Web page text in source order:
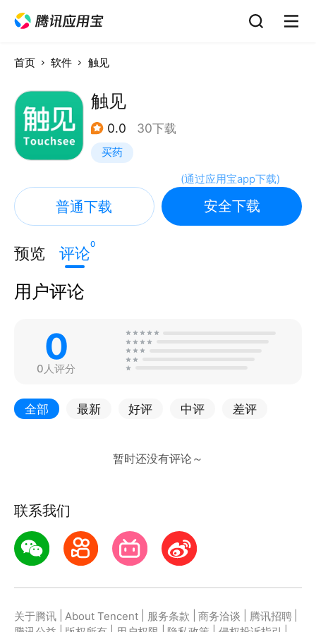
首页 软件 触见
触见
0.0 30下载
买药
(通过应用宝app下载)
普通下载 安全下载
预览 评论0
用户评论
0
0人评分
全部 最新 好评 中评 差评
联系我们
关于腾讯 About Tencent 服务条款 商务洽谈 腾讯招聘